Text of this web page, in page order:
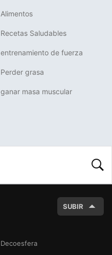
Alimentos
Recetas Saludables
entrenamiento de fuerza
Perder grasa
ganar masa muscular
SUBIR
Decoesfera